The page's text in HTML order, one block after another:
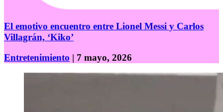
El emotivo encuentro entre Lionel Messi y Carlos
Villagrán, ‘Kiko’
Entretenimiento | 7 mayo, 2026